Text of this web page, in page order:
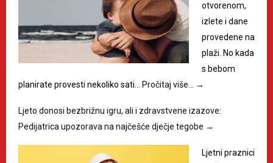
otvorenom,
izlete i dane
provedene na
plaži. No kada
s bebom
planirate provesti nekoliko sati… Pročitaj više… →
Ljeto donosi bezbrižnu igru, ali i zdravstvene izazove:
Pedijatrica upozorava na najčešće dječje tegobe →
Ljetni praznici